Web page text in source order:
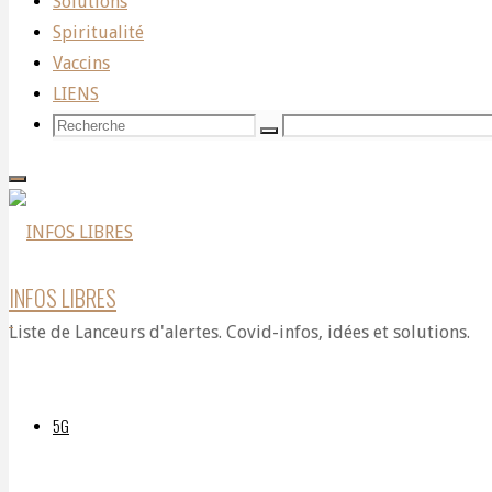
Spiritualité
Vaccins
LIENS
Recherche
Recherche
Recherche
INFOS LIBRES
Liste de Lanceurs d'alertes. Covid-infos, idées et solutions.
5G
BOHÉMIER
CONFÉRENCE